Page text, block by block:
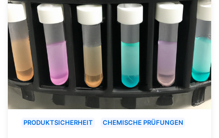
PRODUKTSICHERHEIT CHEMISCHE PRÜFUNGEN